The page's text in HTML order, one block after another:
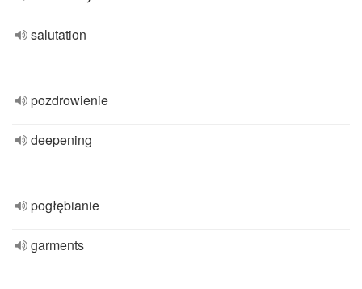
salutation
pozdrowienie
deepening
pogłębianie
garments